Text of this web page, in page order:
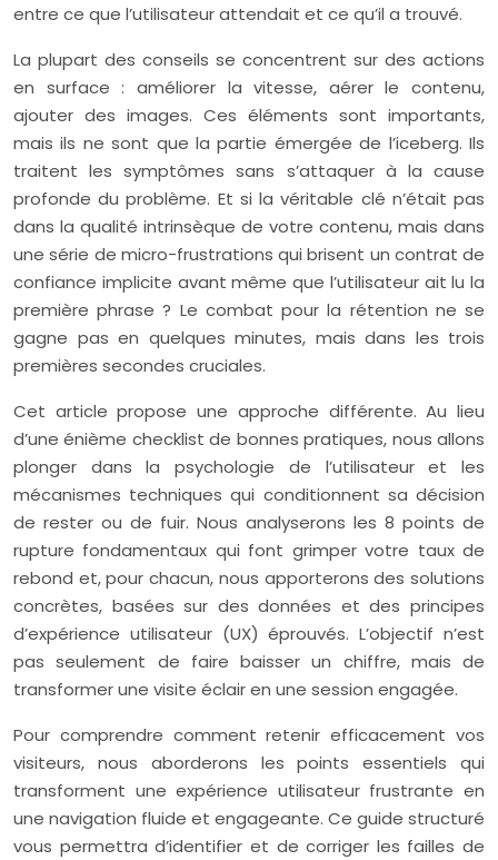
entre ce que l’utilisateur attendait et ce qu’il a trouvé.
La plupart des conseils se concentrent sur des actions
en surface : améliorer la vitesse, aérer le contenu,
ajouter des images. Ces éléments sont importants,
mais ils ne sont que la partie émergée de l’iceberg. Ils
traitent les symptômes sans s’attaquer à la cause
profonde du problème. Et si la véritable clé n’était pas
dans la qualité intrinsèque de votre contenu, mais dans
une série de micro-frustrations qui brisent un contrat de
confiance implicite avant même que l’utilisateur ait lu la
première phrase ? Le combat pour la rétention ne se
gagne pas en quelques minutes, mais dans les trois
premières secondes cruciales.
Cet article propose une approche différente. Au lieu
d’une énième checklist de bonnes pratiques, nous allons
plonger dans la psychologie de l’utilisateur et les
mécanismes techniques qui conditionnent sa décision
de rester ou de fuir. Nous analyserons les 8 points de
rupture fondamentaux qui font grimper votre taux de
rebond et, pour chacun, nous apporterons des solutions
concrètes, basées sur des données et des principes
d’expérience utilisateur (UX) éprouvés. L’objectif n’est
pas seulement de faire baisser un chiffre, mais de
transformer une visite éclair en une session engagée.
Pour comprendre comment retenir efficacement vos
visiteurs, nous aborderons les points essentiels qui
transforment une expérience utilisateur frustrante en
une navigation fluide et engageante. Ce guide structuré
vous permettra d’identifier et de corriger les failles de